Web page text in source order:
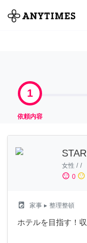
全て
1
依頼内容
女性 / /
sentiment_satisfied 0 sentiment_neutral
local_laundry_service 家事 ▸ 整理整頓
ホテルを目指す！